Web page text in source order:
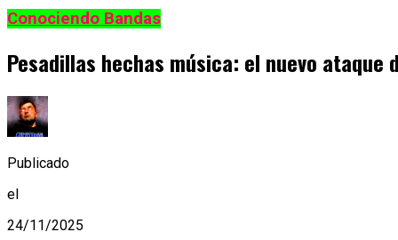
Conociendo Bandas
Pesadillas hechas música: el nuevo ataque
Publicado
el
24/11/2025